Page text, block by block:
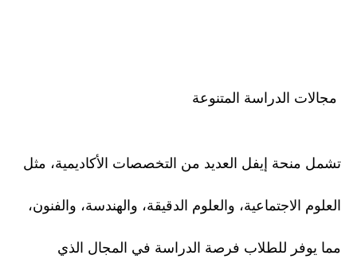
مجالات الدراسة المتنوعة
تشمل منحة إيفل العديد من التخصصات الأكاديمية، مثل
العلوم الاجتماعية، والعلوم الدقيقة، والهندسة، والفنون،
مما يوفر للطلاب فرصة الدراسة في المجال الذي